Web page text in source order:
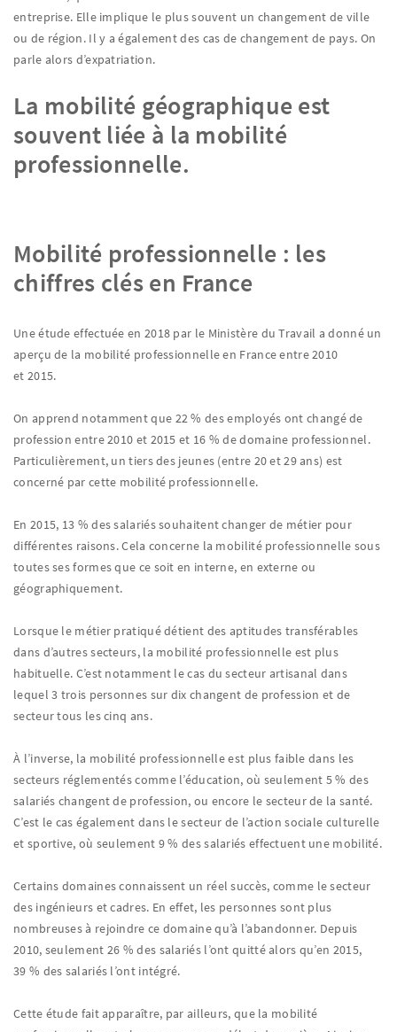
entreprise. Elle implique le plus souvent un changement de ville
ou de région. Il y a également des cas de changement de pays. On
parle alors d’expatriation.
La mobilité géographique est
souvent liée à la mobilité
professionnelle.
Mobilité professionnelle : les
chiffres clés en France
Une étude effectuée en 2018 par le Ministère du Travail a donné un
aperçu de la mobilité professionnelle en France entre 2010
et 2015.
On apprend notamment que 22 % des employés ont changé de
profession entre 2010 et 2015 et 16 % de domaine professionnel.
Particulièrement, un tiers des jeunes (entre 20 et 29 ans) est
concerné par cette mobilité professionnelle.
En 2015, 13 % des salariés souhaitent changer de métier pour
différentes raisons. Cela concerne la mobilité professionnelle sous
toutes ses formes que ce soit en interne, en externe ou
géographiquement.
Lorsque le métier pratiqué détient des aptitudes transférables
dans d’autres secteurs, la mobilité professionnelle est plus
habituelle. C’est notamment le cas du secteur artisanal dans
lequel 3 trois personnes sur dix changent de profession et de
secteur tous les cinq ans.
À l’inverse, la mobilité professionnelle est plus faible dans les
secteurs réglementés comme l’éducation, où seulement 5 % des
salariés changent de profession, ou encore le secteur de la santé.
C’est le cas également dans le secteur de l’action sociale culturelle
et sportive, où seulement 9 % des salariés effectuent une mobilité.
Certains domaines connaissent un réel succès, comme le secteur
des ingénieurs et cadres. En effet, les personnes sont plus
nombreuses à rejoindre ce domaine qu’à l’abandonner. Depuis
2010, seulement 26 % des salariés l’ont quitté alors qu’en 2015,
39 % des salariés l’ont intégré.
Cette étude fait apparaître, par ailleurs, que la mobilité